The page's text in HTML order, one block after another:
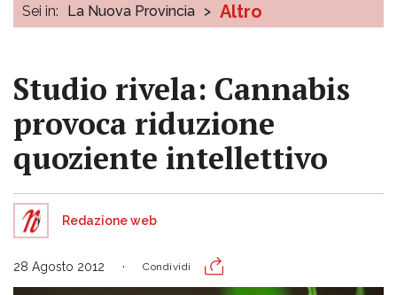
Sei in: La Nuova Provincia > Altro
Studio rivela: Cannabis
provoca riduzione
quoziente intellettivo
Redazione web
28 Agosto 2012 Condividi